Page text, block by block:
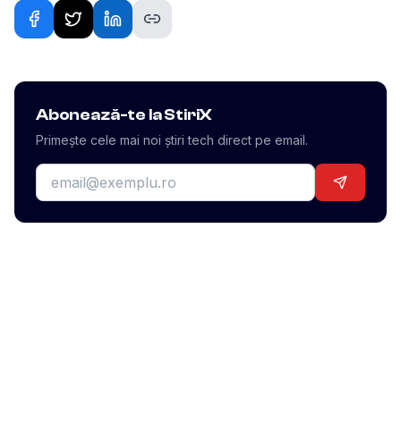
Abonează-te la StiriX
Primește cele mai noi știri tech direct pe email.